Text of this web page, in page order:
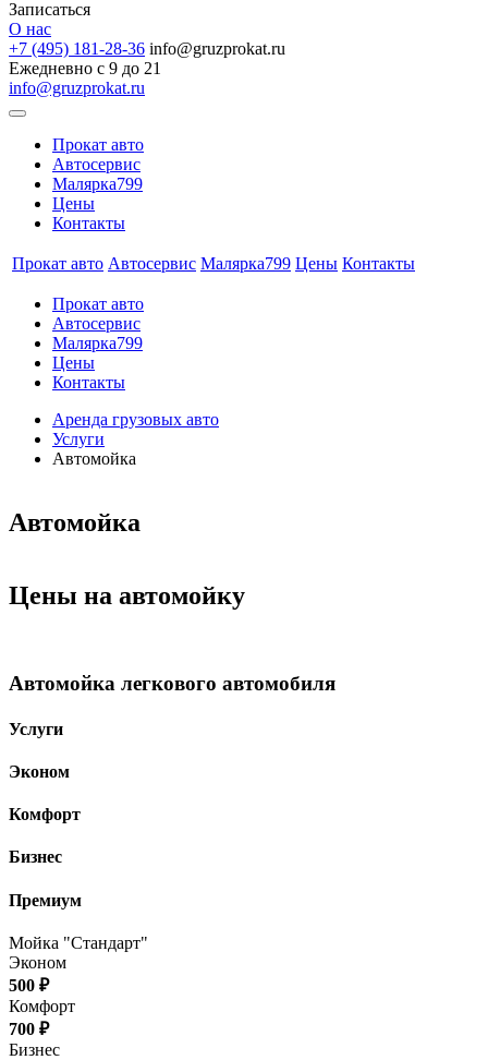
Записаться
О нас
+7 (495) 181-28-36 info@gruzprokat.ru
Ежедневно с 9 до 21
info@gruzprokat.ru
Прокат авто
Автосервис
Малярка799
Цены
Контакты
Прокат авто Автосервис Малярка799 Цены Контакты
Прокат авто
Автосервис
Малярка799
Цены
Контакты
Аренда грузовых авто
Услуги
Автомойка
Автомойка
Цены на автомойку
Автомойка легкового автомобиля
Услуги
Эконом
Комфорт
Бизнес
Премиум
Мойка "Стандарт"
Эконом
500 ₽
Комфорт
700 ₽
Бизнес